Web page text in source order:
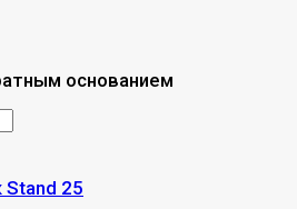
основанием